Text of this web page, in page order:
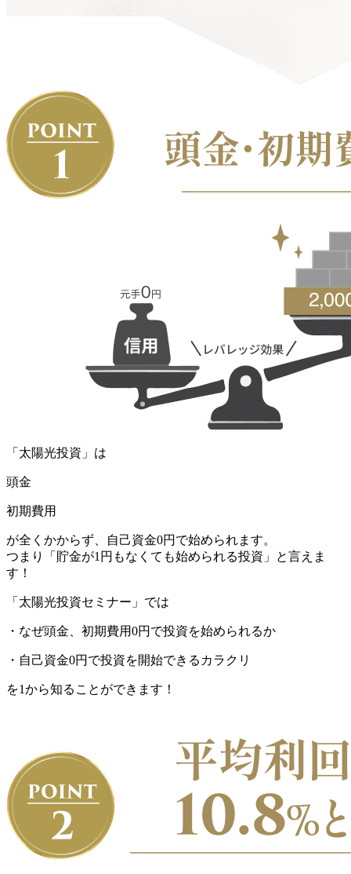
「太陽光投資」 は
頭金
初期費用
が全くかからず、自己資金0円で始められます。
つまり「貯金が1円もなくても始められる投資」と言えま
す！
「太陽光投資セミナー」では
・なぜ頭金、初期費用0円で投資を始められるか
・自己資金0円で投資を開始できるカラクリ
を1から知ることができます！